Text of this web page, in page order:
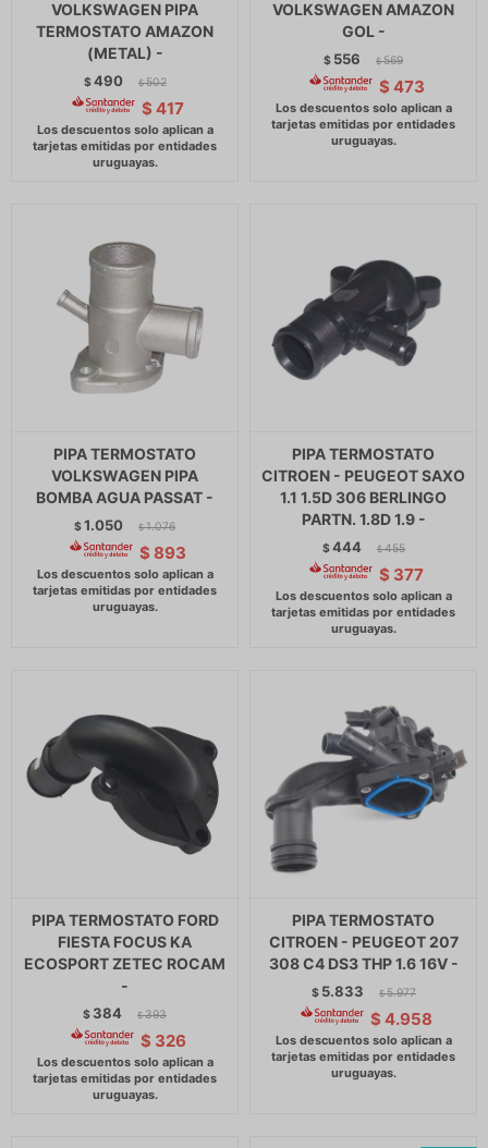
VOLKSWAGEN PIPA
TERMOSTATO AMAZON
(METAL) -
$490 $ 502
$ 417
VOLKSWAGEN AMAZON
GOL -
$ 556 $ 569
$ 473
PIPA TERMOSTATO
VOLKSWAGEN PIPA
BOMBA AGUA PASSAT -
$1.050 $ 1.076
$ 893
PIPA TERMOSTATO
CITROEN - PEUGEOT SAXO
1.1 1.5D 306 BERLINGO
PARTN. 1.8D 1.9 -
$444 $ 455
$ 377
PIPA TERMOSTATO FORD
FIESTA FOCUS KA
ECOSPORT ZETEC ROCAM
-
$ 384 $ 393
$ 326
PIPA TERMOSTATO
CITROEN - PEUGEOT 207
308 C4 DS3 THP 1.6 16V -
$ 5.833 $ 5.977
$ 4.958